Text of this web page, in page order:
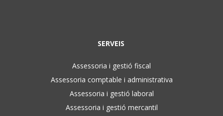
SERVEIS
Assessoria i gestió fiscal
Assessoria comptable i administrativa
Assessoria i gestió laboral
Assessoria i gestió mercantil